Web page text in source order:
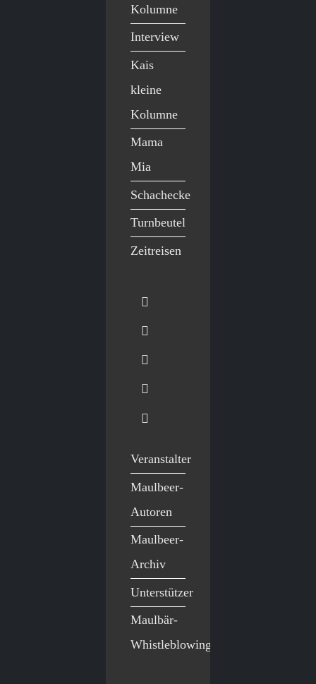
Kolumne
Interview
Kais
kleine
Kolumne
Mama
Mia
Schachecke
Turnbeutel
Zeitreisen
Veranstalter
Maulbeer-
Autoren
Maulbeer-
Archiv
Unterstützer
Maulbär-
Whistleblowing